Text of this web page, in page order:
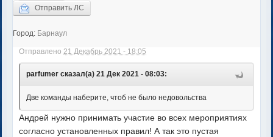
Отправить ЛС
Город: Барнаул
Отправлено21 Декабрь 2021 - 18:05
parfumer сказал(а) 21 Дек 2021 - 08:03:
Две команды наберите, чтоб не было недовольства
Андрей нужно принимать участие во всех мероприятиях
согласно установленных правил! А так это пустая